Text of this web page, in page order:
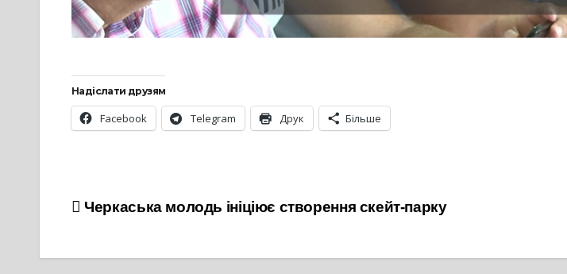
Надіслати друзям
Facebook Telegram Друк Більше
Навігація
Черкаська молодь ініціює створення скейт-парку